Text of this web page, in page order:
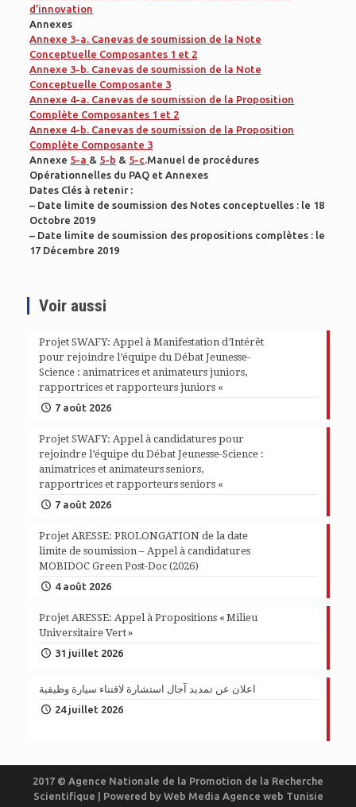
d’innovation
Annexes
Annexe 3-a. Canevas de soumission de la Note
Conceptuelle Composantes 1 et 2
Annexe 3-b. Canevas de soumission de la Note
Conceptuelle Composante 3
Annexe 4-a. Canevas de soumission de la Proposition
Complète Composantes 1 et 2
Annexe 4-b. Canevas de soumission de la Proposition
Complète Composante 3
Annexe 5-a & 5-b & 5-c.Manuel de procédures
Opérationnelles du PAQ et Annexes
Dates Clés à retenir :
– Date limite de soumission des Notes conceptuelles : le 18
Octobre 2019
– Date limite de soumission des propositions complètes : le
17 Décembre 2019
Voir aussi
Projet SWAFY: Appel à Manifestation d’Intérêt
pour rejoindre l’équipe du Débat Jeunesse-
Science : animatrices et animateurs juniors,
rapportrices et rapporteurs juniors «
7 août 2026
Projet SWAFY: Appel à candidatures pour
rejoindre l’équipe du Débat Jeunesse-Science :
animatrices et animateurs seniors,
rapportrices et rapporteurs seniors «
7 août 2026
Projet ARESSE: PROLONGATION de la date
limite de soumission – Appel à candidatures
MOBIDOC Green Post-Doc (2026)
4 août 2026
Projet ARESSE: Appel à Propositions « Milieu
Universitaire Vert »
31 juillet 2026
اعلان عن تمديد آجال استشارة لاقتناء سيارة وظيفية
24 juillet 2026
2017 © Agence Nationale de la Promotion de la Recherche
Scientifique | Powered by Web Media Agence web Tunisie